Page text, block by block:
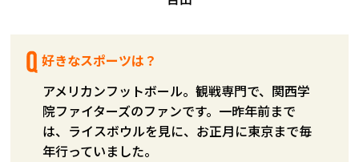
好きなスポーツは？
アメリカンフットボール。観戦専門で、関西学
院ファイターズのファンです。一昨年前まで
は、ライスボウルを見に、お正月に東京まで毎
年行っていました。